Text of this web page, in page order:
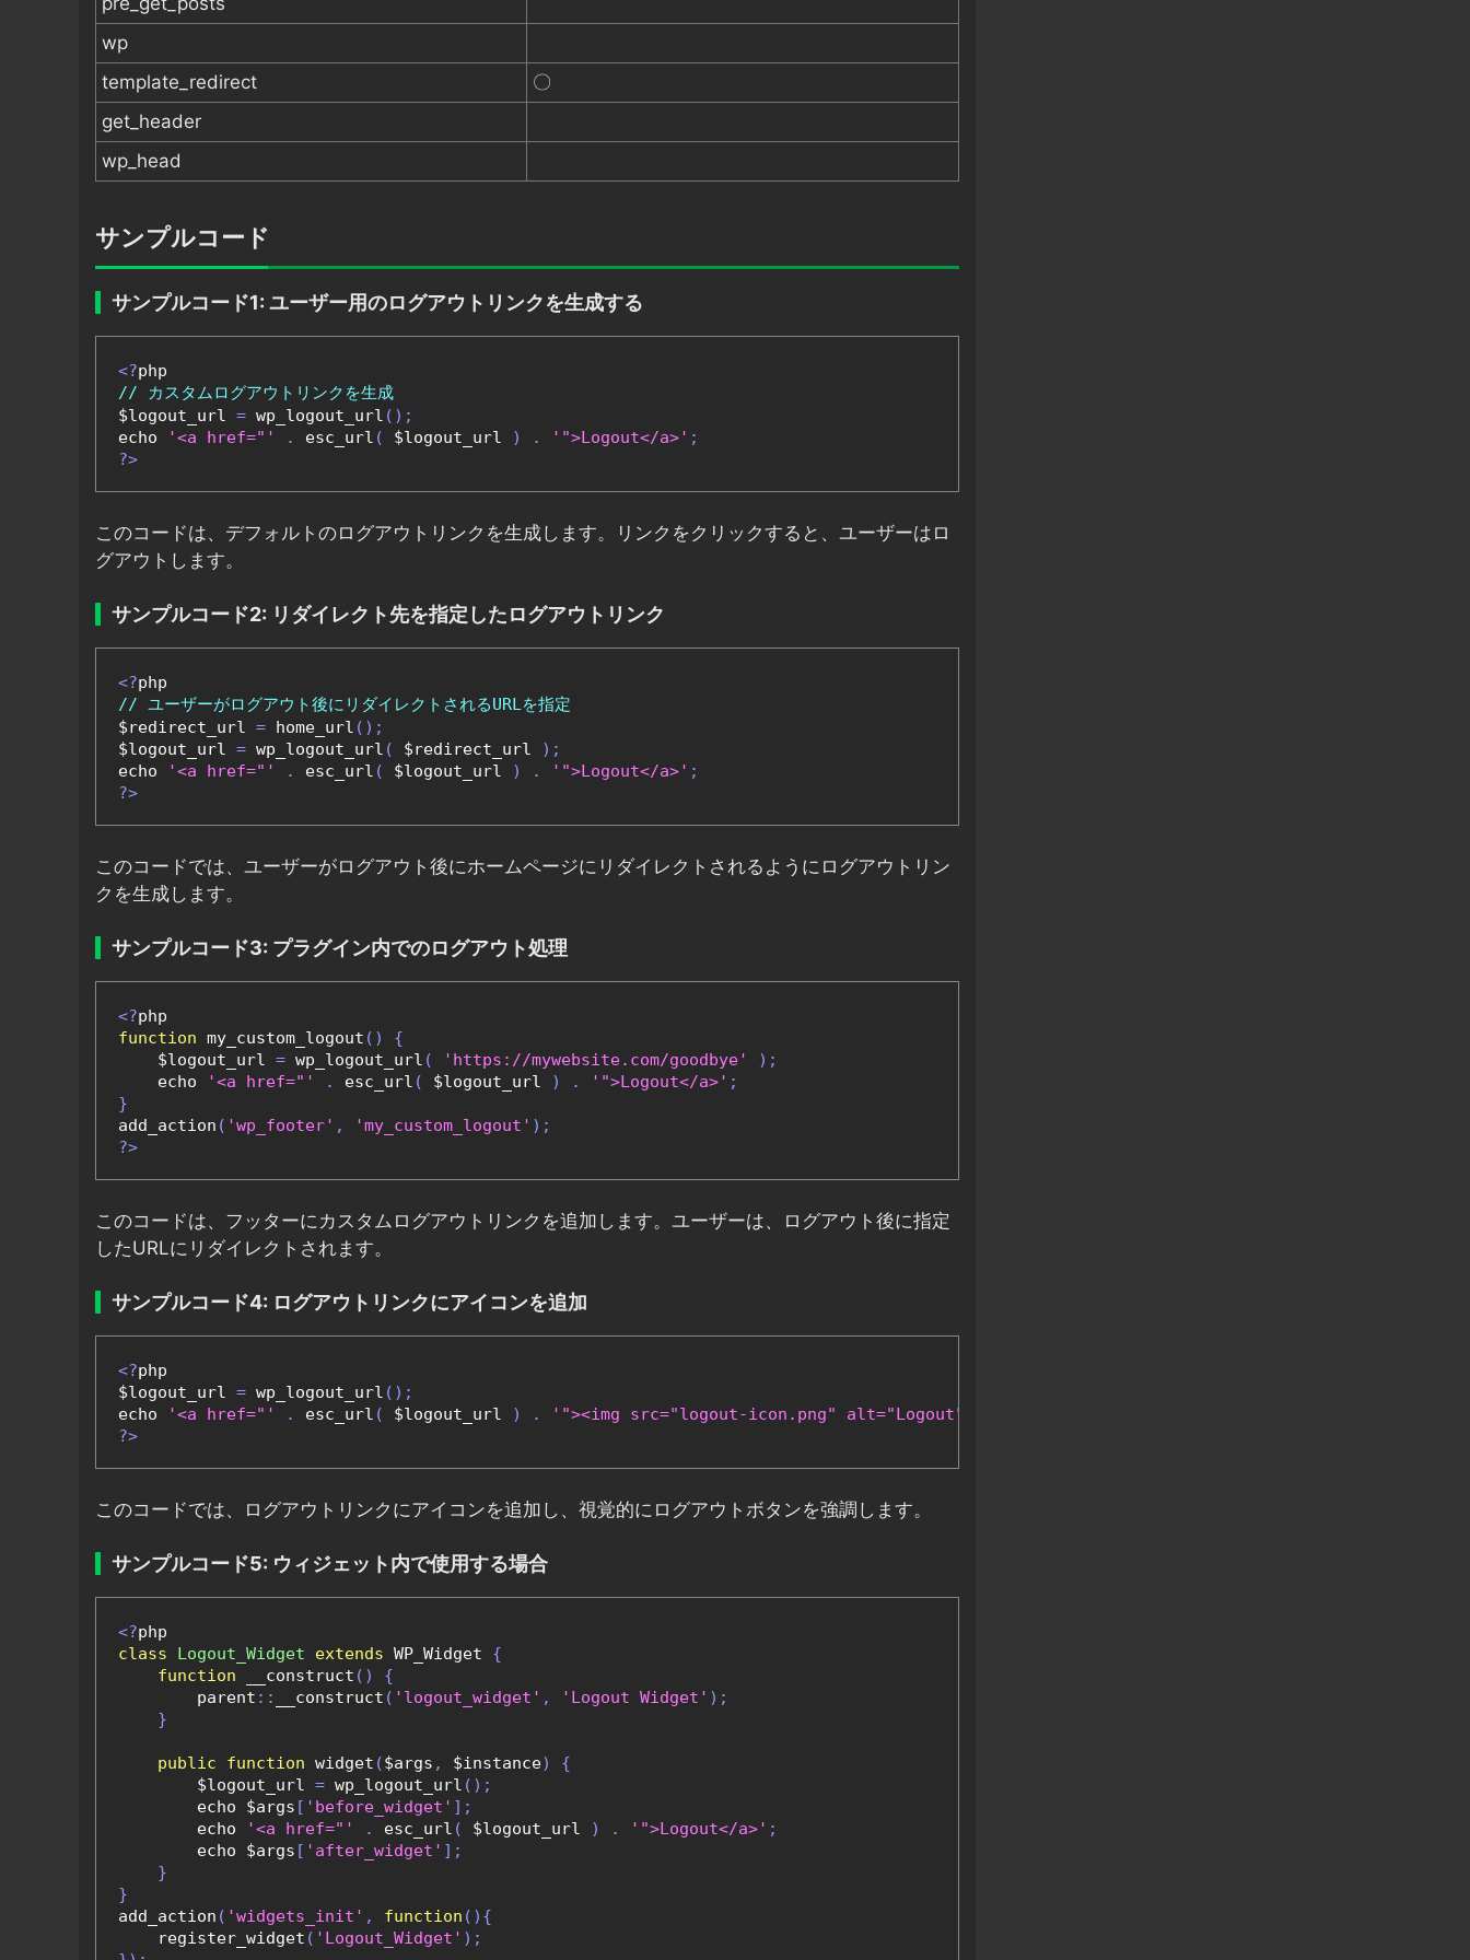
wp
template_redirect
〇
get_header
wp_head
サンプルコード
サンプルコード1: ユーザー用のログアウトリンクを生成する
<?
// カスタムログアウトリンクを生成
$logout_url = wp_logout_url ();
echo
'<a href="' . esc_url ( $logout_url ) . '">Logout</a>' ;
?>
このコードは、デフォルトのログアウトリンクを生成します。リンクをクリックすると、ユーザーはロ
グアウトします。
サンプルコード2: リダイレクト先を指定したログアウトリンク
<?
// ユーザーがログアウト後にリダイレクトされるURLを指定
$redirect_url = home_url ();
$logout_url = wp_logout_url ( $redirect_url
);
echo
'<a href="' . esc_url ( $logout_url ) . '">Logout</a>' ;
?>
このコードでは、ユーザーがログアウト後にホームページにリダイレクトされるようにログアウトリン
クを生成します。
サンプルコード3: プラグイン内でのログアウト処理
<?
function my_custom_logout ()
{
    $logout_url
= wp_logout_url ( 'https://mywebsite.com/goodbye'
);
    echo
'<a href="' . esc_url ( $logout_url ) . '">Logout</a>' ;
}
add_action ( 'wp_footer' , 'my_custom_logout' );
?>
このコードは、フッターにカスタムログアウトリンクを追加します。ユーザーは、ログアウト後に指定
したURLにリダイレクトされます。
サンプルコード4: ログアウトリンクにアイコンを追加
<?php
$logout_url = wp_logout_url ();
echo
'<a href="' . esc_url ( $logout_url ) . '"><img src="logout-icon.png" alt="Logout" /></a>'
?>
このコードでは、ログアウトリンクにアイコンを追加し、視覚的にログアウトボタンを強調します。
サンプルコード5: ウィジェット内で使用する場合
<?
class
Logout_Widget extends WP_Widget {
function __construct ()
{
        parent
:: __construct ( 'logout_widget' , 'Logout Widget' );
}
public function widget ($args , $instance)
{
        $logout_url
= wp_logout_url ();
        echo $args
[ 'before_widget' ];
        echo
'<a href="' . esc_url ( $logout_url ) . '">Logout</a>' ;
        echo $args
[ 'after_widget' ];
}
}
add_action ( 'widgets_init' , function (){
    register_widget
( 'Logout_Widget' );